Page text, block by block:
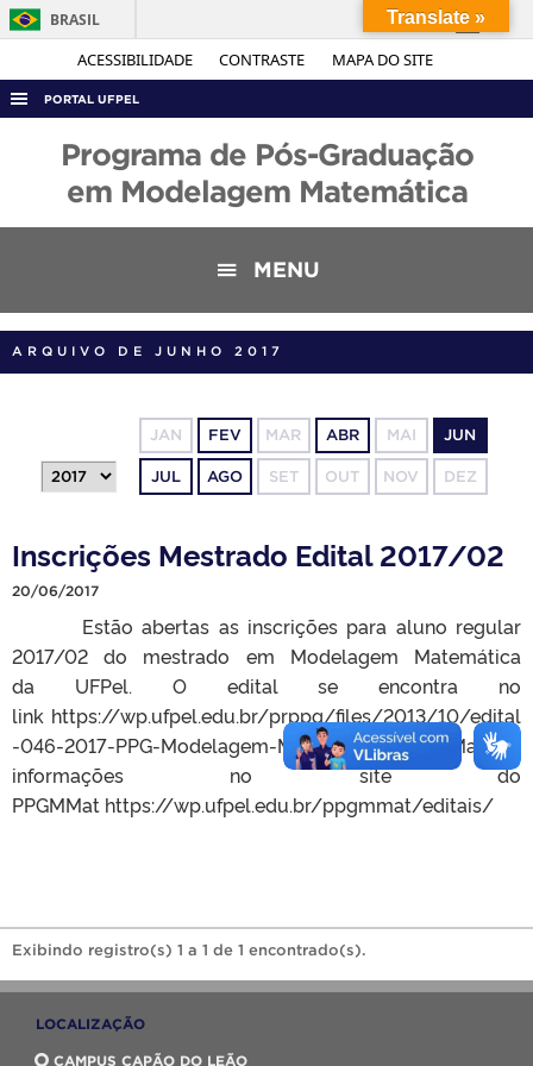
ACESSIBILIDADE CONTRASTE MAPA DO SITE
BRASIL
Simplifique!
Acesso à informação
Legislação
PORTAL UFPEL
TELEFONES
Programa de Pós-Graduação
em Modelagem Matemática
MENU
ARQUIVO DE JUNHO 2017
JAN FEV MAR ABR MAI JUN
JUL AGO SET OUT NOV DEZ
Inscrições Mestrado Edital 2017/02
20/06/2017
Estão abertas as inscrições para aluno regular
2017/02 do mestrado em Modelagem Matemática
da UFPel. O edital se encontra no
link https://wp.ufpel.edu.br/prppg/files/2013/10/edital
-046-2017-PPG-Modelagem-Matematica.pdf . Maiores
informações no site do
PPGMMat https://wp.ufpel.edu.br/ppgmmat/editais/
Exibindo registro(s) 1 a 1 de 1 encontrado(s).
LOCALIZAÇÃO
CAMPUS CAPÃO DO LEÃO
Translate »